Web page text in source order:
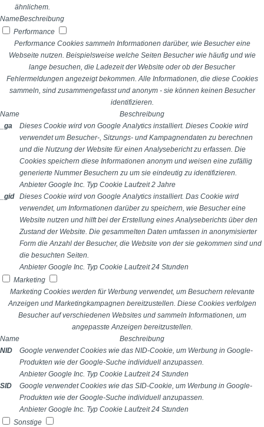
ähnlichem.
NameBeschreibung
Performance
Performance Cookies sammeln Informationen darüber, wie Besucher eine
Webseite nutzen. Beispielsweise welche Seiten Besucher wie häufig und wie
lange besuchen, die Ladezeit der Website oder ob der Besucher
Fehlermeldungen angezeigt bekommen. Alle Informationen, die diese Cookies
sammeln, sind zusammengefasst und anonym - sie können keinen Besucher
identifizieren.
Name
Beschreibung
_ga
Dieses Cookie wird von Google Analytics installiert. Dieses Cookie wird
verwendet um Besucher-, Sitzungs- und Kampagnendaten zu berechnen
und die Nutzung der Website für einen Analysebericht zu erfassen. Die
Cookies speichern diese Informationen anonym und weisen eine zufällig
generierte Nummer Besuchern zu um sie eindeutig zu identifizieren.
Anbieter Google Inc. Typ Cookie Laufzeit 2 Jahre
_gid
Dieses Cookie wird von Google Analytics installiert. Das Cookie wird
verwendet, um Informationen darüber zu speichern, wie Besucher eine
Website nutzen und hilft bei der Erstellung eines Analyseberichts über den
Zustand der Website. Die gesammelten Daten umfassen in anonymisierter
Form die Anzahl der Besucher, die Website von der sie gekommen sind und
die besuchten Seiten.
Anbieter Google Inc. Typ Cookie Laufzeit 24 Stunden
Marketing
Marketing Cookies werden für Werbung verwendet, um Besuchern relevante
Anzeigen und Marketingkampagnen bereitzustellen. Diese Cookies verfolgen
Besucher auf verschiedenen Websites und sammeln Informationen, um
angepasste Anzeigen bereitzustellen.
Name
Beschreibung
NID
Google verwendet Cookies wie das NID-Cookie, um Werbung in Google-
Produkten wie der Google-Suche individuell anzupassen.
Anbieter Google Inc. Typ Cookie Laufzeit 24 Stunden
SID
Google verwendet Cookies wie das SID-Cookie, um Werbung in Google-
Produkten wie der Google-Suche individuell anzupassen.
Anbieter Google Inc. Typ Cookie Laufzeit 24 Stunden
Sonstige